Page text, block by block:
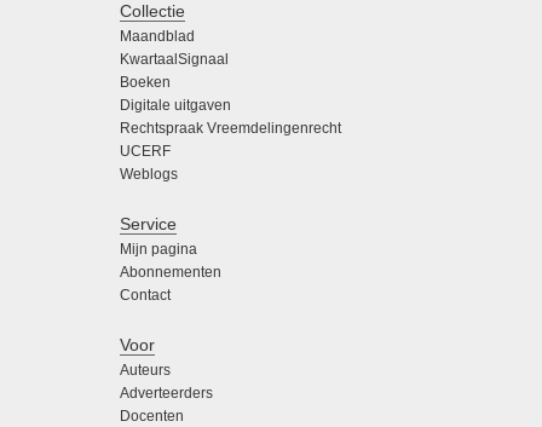
Collectie
Maandblad
KwartaalSignaal
Boeken
Digitale uitgaven
Rechtspraak Vreemdelingenrecht
UCERF
Weblogs
Service
Mijn pagina
Abonnementen
Contact
Voor
Auteurs
Adverteerders
Docenten